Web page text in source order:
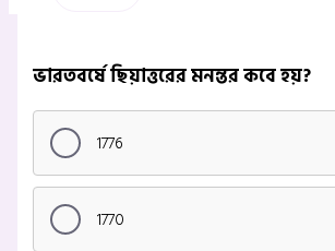
ভারতবর্ষে ছিয়াত্তরের মনন্তর কবে হয়?
1776
1770